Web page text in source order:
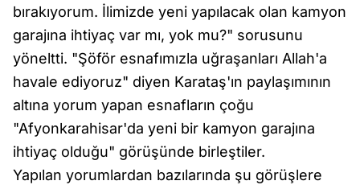
bırakıyorum. İlimizde yeni yapılacak olan kamyon
garajına ihtiyaç var mı, yok mu?" sorusunu
yöneltti. "Şöför esnafımızla uğraşanları Allah'a
havale ediyoruz" diyen Karataş'ın paylaşımının
altına yorum yapan esnafların çoğu
"Afyonkarahisar'da yeni bir kamyon garajına
ihtiyaç olduğu" görüşünde birleştiler.
Yapılan yorumlardan bazılarında şu görüşlere